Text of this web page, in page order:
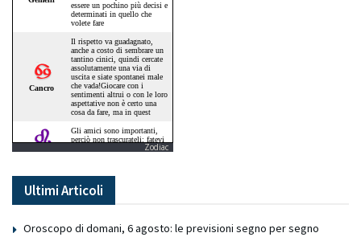
Zodiac
Ultimi Articoli
Oroscopo di domani, 6 agosto: le previsioni segno per segno